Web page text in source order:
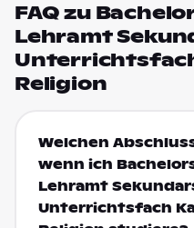
FAQ zu
Lehramt
Religion
Welchen
wenn ich
Lehramt
Unterrichtsfach